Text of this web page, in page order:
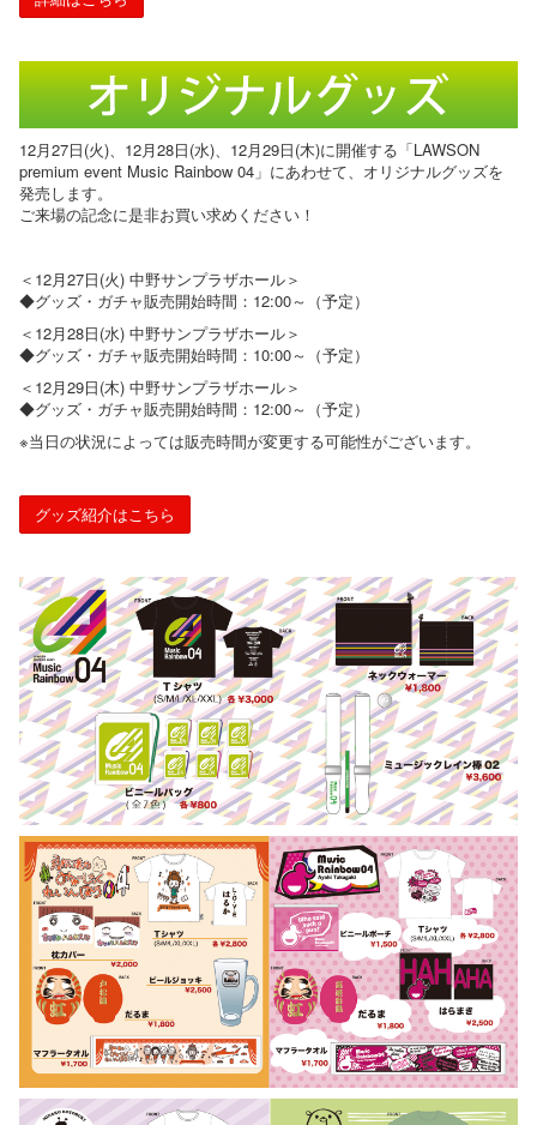
12月27日(火)、12月28日(水)、12月29日(木)に開催する「LAWSON
premium event Music Rainbow 04」にあわせて、オリジナルグッズを
発売します。
ご来場の記念に是非お買い求めください！
＜12月27日(火) 中野サンプラザホール＞
◆グッズ・ガチャ販売開始時間：12:00～（予定）
＜12月28日(水) 中野サンプラザホール＞
◆グッズ・ガチャ販売開始時間：10:00～（予定）
＜12月29日(木) 中野サンプラザホール＞
◆グッズ・ガチャ販売開始時間：12:00～（予定）
※当日の状況によっては販売時間が変更する可能性がございます。
グッズ紹介はこちら